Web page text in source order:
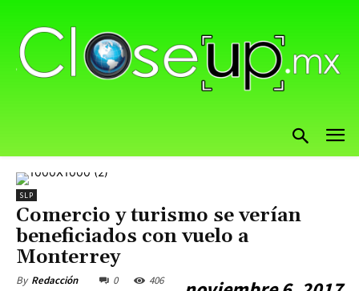
SLP
Comercio y turismo se verían
beneficiados con vuelo a
Monterrey
By Redacción 0 406